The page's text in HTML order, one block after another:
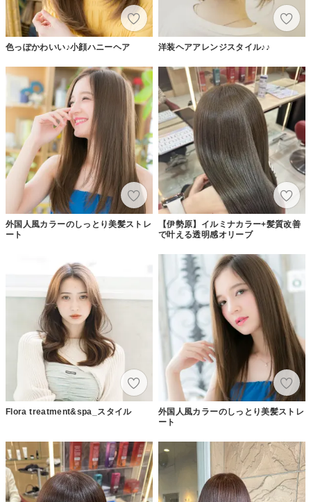
色っぽかわいい♪小顔ハニーヘア 洋装ヘアアレンジスタイル♪♪
外国人風カラーのしっとり美髪ストレ
ート
【伊勢原】イルミナカラー+髪質改善
で叶える透明感オリーブ
Flora treatment&spa_スタイル
外国人風カラーのしっとり美髪ストレ
ート